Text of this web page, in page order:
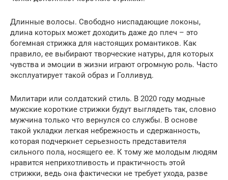
Длинные волосы. Свободно ниспадающие локоны,
длина которых может доходить даже до плеч – это
богемная стрижка для настоящих романтиков. Как
правило, ее выбирают творческие натуры, для которых
чувства и эмоции в жизни играют огромную роль. Часто
эксплуатирует такой образ и Голливуд.
Милитари или солдатский стиль. В 2020 году модные
мужские короткие стрижки будут выглядеть так, словно
мужчина только что вернулся со службы. В основе
такой укладки легкая небрежность и сдержанность,
которая подчеркнет серьезность представителя
сильного пола, носящего ее. К тому же молодым людям
нравится неприхотливость и практичность этой
стрижки, ведь она фактически не требует ухода, разве